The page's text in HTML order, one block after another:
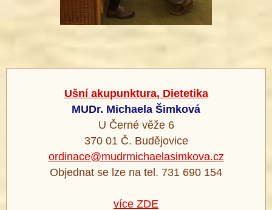
Ušní akupunktura, Dietetika
MUDr. Michaela Šimková
U Černé věže 6
370 01 Č. Budějovice
ordinace@mudrmichaelasimkova.cz
Objednat se lze na tel. 731 690 154
více ZDE